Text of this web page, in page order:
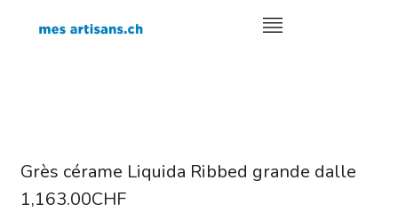
Grès cérame Liquida Ribbed grande dalle
1,163.00CHF